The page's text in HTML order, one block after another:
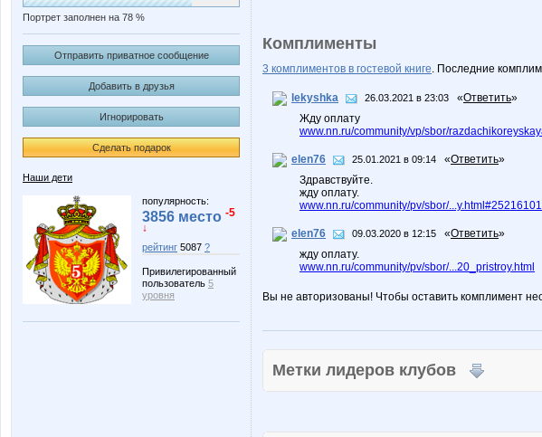
Портрет заполнен на 78 %
Отправить приватное сообщение
Добавить в друзья
Игнорировать
Сделать подарок
Наши дети
популярность:
3856 место -5
↓
рейтинг 5087 ?
Привилегированный
пользователь 5
уровня
Комплименты
3 комплиментов в гостевой книге. Последние
lekyshka 26.03.2021 в 23:03 «Ответить»
Жду оплату
www.nn.ru/community/vp/sbor/
elen76 25.01.2021 в 09:14 «Ответить»
Здравствуйте.
жду оплату.
www.nn.ru/community/pv/sbor/
elen76 09.03.2020 в 12:15 «Ответить»
жду оплату.
www.nn.ru/community/pv/sbor/...20_pristroy.html
Вы не авторизованы! Чтобы оставить комплимент
Метки лидеров клубов